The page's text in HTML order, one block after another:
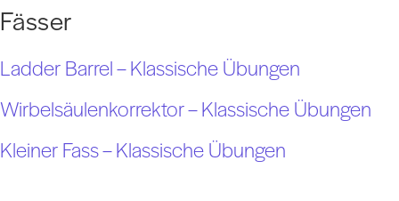
Fässer
Ladder Barrel – Klassische Übungen
Wirbelsäulenkorrektor – Klassische Übungen
Kleiner Fass – Klassische Übungen